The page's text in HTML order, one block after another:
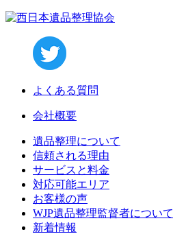
よくある質問
会社概要
遺品整理について
信頼される理由
サービスと料金
対応可能エリア
お客様の声
WJP遺品整理監督者について
新着情報